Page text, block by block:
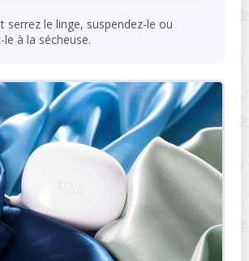
serrez le linge, suspendez-le ou
le à la sécheuse.